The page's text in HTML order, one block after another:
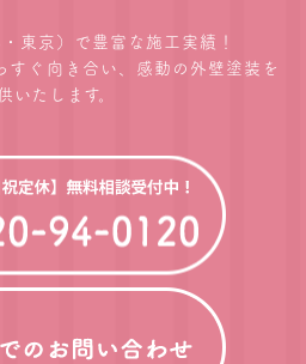
東京）で豊富な施工実績！
すぐ向き合い、感動の外壁塗装を
いたします。